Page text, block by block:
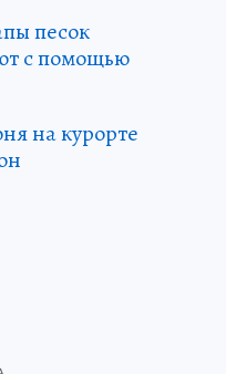
песок
с помощью
на курорте